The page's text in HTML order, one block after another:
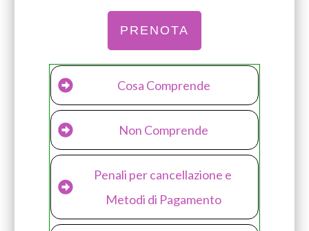
PRENOTA
Cosa Comprende
Non Comprende
Penali per cancellazione e
Metodi di Pagamento